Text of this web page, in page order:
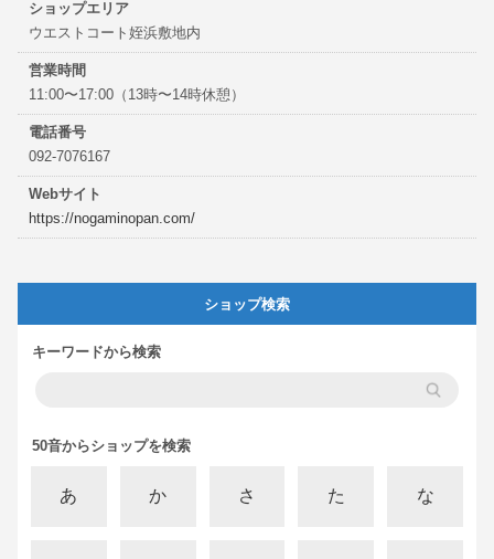
ショップエリア
ウエストコート姪浜敷地内
営業時間
11:00〜17:00（13時〜14時休憩）
電話番号
092-7076167
Webサイト
https://nogaminopan.com/
ショップ検索
キーワードから検索
50音からショップを検索
あ か さ た な